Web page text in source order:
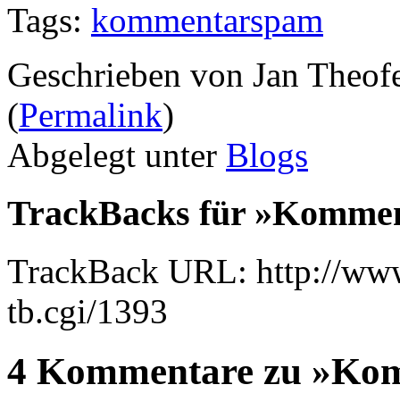
Tags: kommentarspam
Geschrieben von Jan
(Permalink)
Abgelegt unter Blogs
TrackBacks für
TrackBack URL: http://
tb.cgi/1393
4 Kommentare zu